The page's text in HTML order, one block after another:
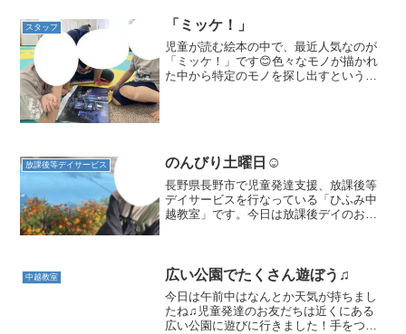
スタッフ 「ミッケ！」
児童が読む絵本の中で、最近人気なのが
「ミッケ！」です😊色々なモノが描かれ
た中から特定のモノを探し出すという趣
放課後等デイサービス のんびり土曜日☺️
長野県長野市で児童発達支援、放課後等
デイサービスを行なっている「ひふみ中
越教室」です。今日は放課後デイのお友
でダイナミックに遊んだ...
中越教室 広い公園でたくさん遊ぼう♫
今日は午前中はなんとか天気が持ちまし
たね♫児童発達のお友だちは近くにある
広い公園に遊びに行きました！手をつな